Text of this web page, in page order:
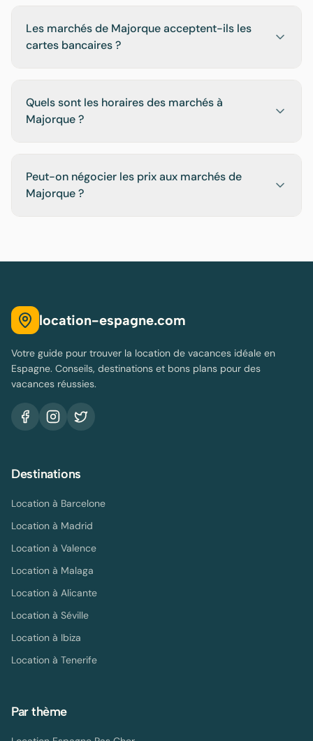
Les marchés de Majorque acceptent-ils les
cartes bancaires ?
Quels sont les horaires des marchés à
Majorque ?
Peut-on négocier les prix aux marchés de
Majorque ?
location-espagne.com
Votre guide pour trouver la location de vacances idéale en
Espagne. Conseils, destinations et bons plans pour des
vacances réussies.
Destinations
Location à Barcelone
Location à Madrid
Location à Valence
Location à Malaga
Location à Alicante
Location à Séville
Location à Ibiza
Location à Tenerife
Par thème